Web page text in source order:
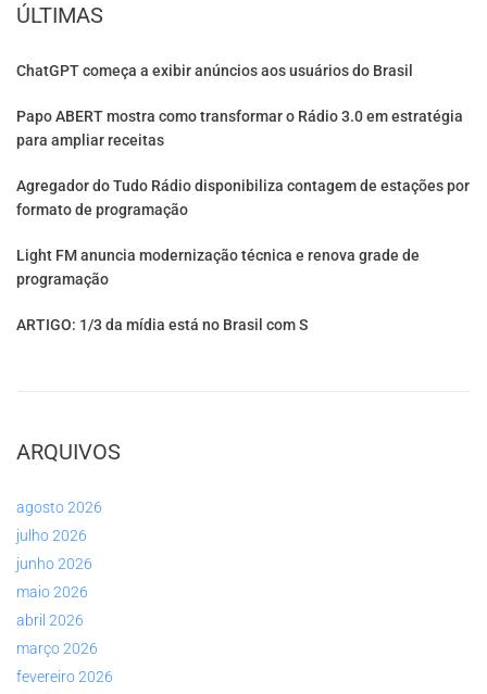
ÚLTIMAS
ChatGPT começa a exibir anúncios aos usuários do Brasil
Papo ABERT mostra como transformar o Rádio 3.0 em estratégia
para ampliar receitas
Agregador do Tudo Rádio disponibiliza contagem de estações por
formato de programação
Light FM anuncia modernização técnica e renova grade de
programação
ARTIGO: 1/3 da mídia está no Brasil com S
ARQUIVOS
agosto 2026
julho 2026
junho 2026
maio 2026
abril 2026
março 2026
fevereiro 2026